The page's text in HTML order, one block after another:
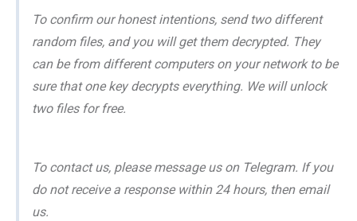
To confirm our honest intentions, send two different
random files, and you will get them decrypted. They
can be from different computers on your network to be
sure that one key decrypts everything. We will unlock
two files for free.
To contact us, please message us on Telegram. If you
do not receive a response within 24 hours, then email
us.